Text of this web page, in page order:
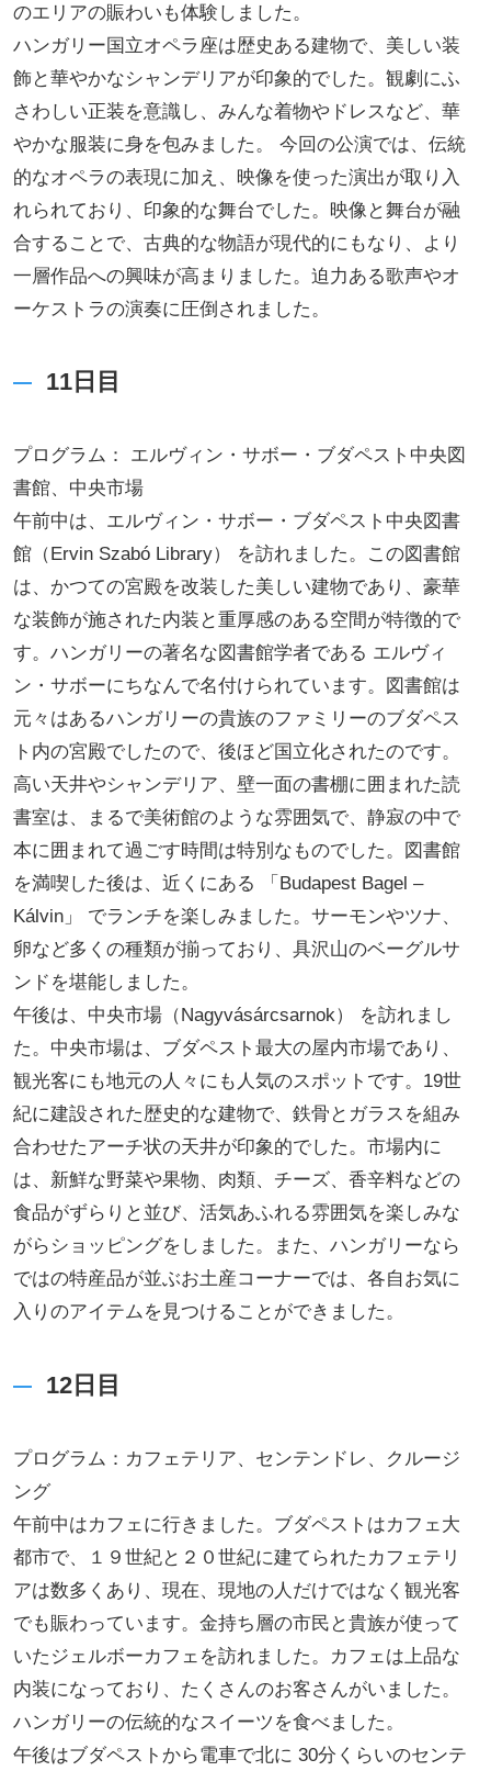
のエリアの賑わいも体験しました。
ハンガリー国立オペラ座は歴史ある建物で、美しい装
飾と華やかなシャンデリアが印象的でした。観劇にふ
さわしい正装を意識し、みんな着物やドレスなど、華
やかな服装に身を包みました。 今回の公演では、伝統
的なオペラの表現に加え、映像を使った演出が取り入
れられており、印象的な舞台でした。映像と舞台が融
合することで、古典的な物語が現代的にもなり、より
一層作品への興味が高まりました。迫力ある歌声やオ
ーケストラの演奏に圧倒されました。
11日目
プログラム： エルヴィン・サボー・ブダペスト中央図
書館、中央市場
午前中は、エルヴィン・サボー・ブダペスト中央図書
館（Ervin Szabó Library） を訪れました。この図書館
は、かつての宮殿を改装した美しい建物であり、豪華
な装飾が施された内装と重厚感のある空間が特徴的で
す。ハンガリーの著名な図書館学者である エルヴィ
ン・サボーにちなんで名付けられています。図書館は
元々はあるハンガリーの貴族のファミリーのブダペス
ト内の宮殿でしたので、後ほど国立化されたのです。
高い天井やシャンデリア、壁一面の書棚に囲まれた読
書室は、まるで美術館のような雰囲気で、静寂の中で
本に囲まれて過ごす時間は特別なものでした。図書館
を満喫した後は、近くにある 「Budapest Bagel –
Kálvin」 でランチを楽しみました。サーモンやツナ、
卵など多くの種類が揃っており、具沢山のベーグルサ
ンドを堪能しました。
午後は、中央市場（Nagyvásárcsarnok） を訪れまし
た。中央市場は、ブダペスト最大の屋内市場であり、
観光客にも地元の人々にも人気のスポットです。19世
紀に建設された歴史的な建物で、鉄骨とガラスを組み
合わせたアーチ状の天井が印象的でした。市場内に
は、新鮮な野菜や果物、肉類、チーズ、香辛料などの
食品がずらりと並び、活気あふれる雰囲気を楽しみな
がらショッピングをしました。また、ハンガリーなら
ではの特産品が並ぶお土産コーナーでは、各自お気に
入りのアイテムを見つけることができました。
12日目
プログラム：カフェテリア、センテンドレ、クルージ
ング
午前中はカフェに行きました。ブダペストはカフェ大
都市で、１９世紀と２０世紀に建てられたカフェテリ
アは数多くあり、現在、現地の人だけではなく観光客
でも賑わっています。金持ち層の市民と貴族が使って
いたジェルボーカフェを訪れました。カフェは上品な
内装になっており、たくさんのお客さんがいました。
ハンガリーの伝統的なスイーツを食べました。
午後はブダペストから電車で北に 30分くらいのセンテ